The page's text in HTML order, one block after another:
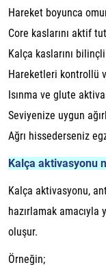
Hareket boyunca
Core kaslarını aktif
Kalça kaslarını
Hareketleri kontrollü
Isınma ve glute
Seviyenize uygun
Ağrı hissederseniz
Kalça aktivasyonu
Kalça aktivasyonu,
hazırlamak
oluşur.
Örneğin;